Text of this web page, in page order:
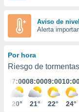
permite
coste.
botón
a la
ACEPTAR
CONTINUAR
CONFIGURACIÓN
Aviso de
Alerta
Por hora
Riesgo de
07:00
20°
08:00
21°
09:00
22° 24°